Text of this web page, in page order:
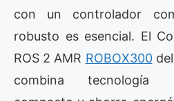
con un controlador
robusto es esencial. El
ROS 2 AMR ROBOX300del
combina tecnología